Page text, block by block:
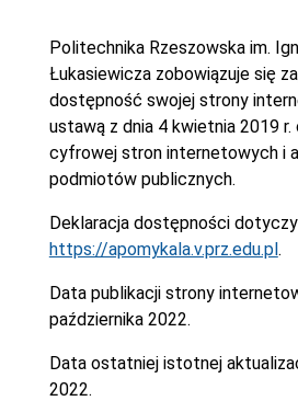
Politechnika Rzeszowska im.
Łukasiewiczazobowiązuje się
dostępność swojej strony
ustawą z dnia 4 kwietnia 2019
cyfrowej stron internetowych i
podmiotów publicznych.
Deklaracja dostępności
https://apomykala.v.prz.edu.pl.
Data publikacji strony
października 2022.
Data ostatniej istotnej
2022.